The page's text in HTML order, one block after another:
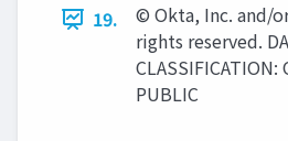
19.
© Okta, Inc. and/
rights reserved.
CLASSIFICATION:
PUBLIC